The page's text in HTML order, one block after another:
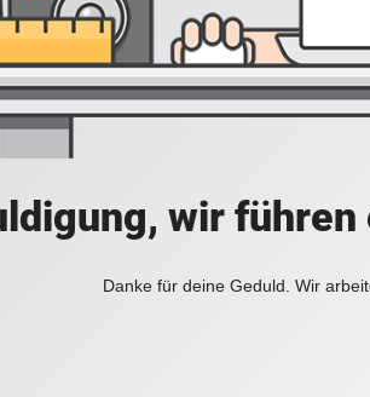
wir
Danke für deine Geduld. Wir